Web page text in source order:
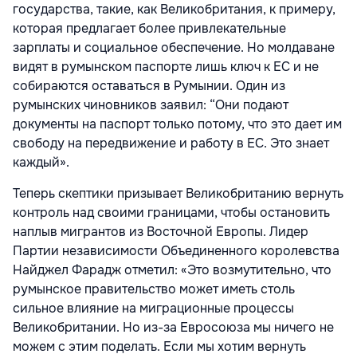
государства, такие, как Великобритания, к примеру,
которая предлагает более привлекательные
зарплаты и социальное обеспечение. Но молдаване
видят в румынском паспорте лишь ключ к ЕС и не
собираются оставаться в Румынии. Один из
румынских чиновников заявил: “Они подают
документы на паспорт только потому, что это дает им
свободу на передвижение и работу в ЕС. Это знает
каждый».
Теперь скептики призывает Великобританию вернуть
контроль над своими границами, чтобы остановить
наплыв мигрантов из Восточной Европы. Лидер
Партии независимости Объединенного королевства
Найджел Фарадж отметил: «Это возмутительно, что
румынское правительство может иметь столь
сильное влияние на миграционные процессы
Великобритании. Но из-за Евросоюза мы ничего не
можем с этим поделать. Если мы хотим вернуть